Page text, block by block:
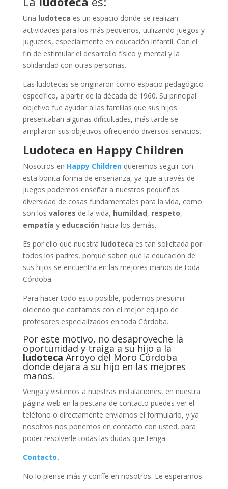
Una ludoteca es un espacio donde se realizan
actividades para los más pequeños, utilizando juegos y
juguetes, especialmente en educación infantil. Con el
fin de estimular el desarrollo físico y mental y la
solidaridad con otras personas.
Las ludotecas se originaron como espacio pedagógico
específico, a partir de la década de 1960. Su principal
objetivo fue ayudar a las familias que sus hijos
presentaban algunas dificultades, más tarde se
ampliaron sus objetivos ofreciendo diversos servicios.
Ludoteca en Happy Children
Nosotros en Happy Childrenqueremos seguir con
esta bonita forma de enseñanza, ya que a través de
juegos podemos enseñar a nuestros pequeños
diversidad de cosas fundamentales para la vida, como
son los valores de la vida, humildad, respeto,
empatía y educación hacia los demás.
Es por ello que nuestra ludoteca es tan solicitada por
todos los padres, porque saben que la educación de
sus hijos se encuentra en las mejores manos de toda
Córdoba.
Para hacer todo esto posible, podemos presumir
diciendo que contamos con el mejor equipo de
profesores especializados en toda Córdoba.
Por este motivo, no desaproveche la
oportunidad y traiga a su hijo a la
ludoteca Arroyo del Moro Córdoba
donde dejara a su hijo en las mejores
manos.
Venga y visítenos a nuestras instalaciones, en nuestra
página web en la pestaña de contacto puedes ver el
teléfono o directamente enviarnos el formulario, y ya
nosotros nos ponemos en contacto con usted, para
poder resolverle todas las dudas que tenga.
Contacto.
No lo piense más y confíe en nosotros. Le esperamos.